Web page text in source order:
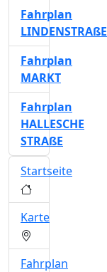
Fahrplan
LINDENSTRAßE
Fahrplan
MARKT
Fahrplan
HALLESCHE
STRAßE
Startseite
Karte
Fahrplan